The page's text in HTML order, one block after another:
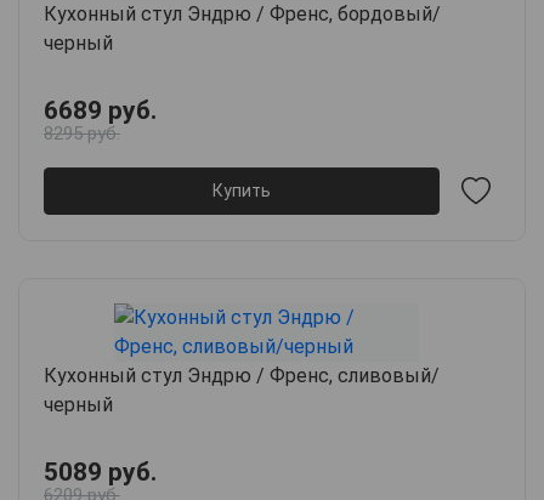
Кухонный стул Эндрю / Френс, бордовый/
черный
6689 руб.
8295 руб.
Купить
Кухонный стул Эндрю / Френс, сливовый/
черный
5089 руб.
6209 руб.